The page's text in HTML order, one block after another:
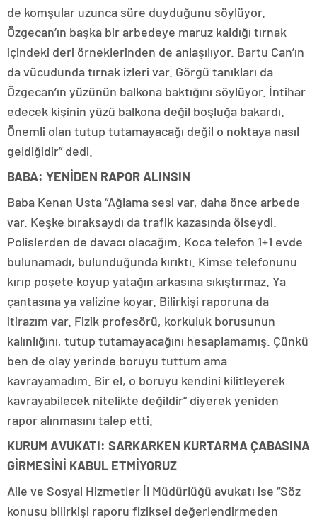
de komşular uzunca süre duyduğunu söylüyor.
Özgecan’ın başka bir arbedeye maruz kaldığı tırnak
içindeki deri örneklerinden de anlaşılıyor. Bartu Can’ın
da vücudunda tırnak izleri var. Görgü tanıkları da
Özgecan’ın yüzünün balkona baktığını söylüyor. İntihar
edecek kişinin yüzü balkona değil boşluğa bakardı.
Önemli olan tutup tutamayacağı değil o noktaya nasıl
geldiğidir” dedi.
BABA: YENİDEN RAPOR ALINSIN
Baba Kenan Usta “Ağlama sesi var, daha önce arbede
var. Keşke bıraksaydı da trafik kazasında ölseydi.
Polislerden de davacı olacağım. Koca telefon 1+1 evde
bulunamadı, bulunduğunda kırıktı. Kimse telefonunu
kırıp poşete koyup yatağın arkasına sıkıştırmaz. Ya
çantasına ya valizine koyar. Bilirkişi raporuna da
itirazım var. Fizik profesörü, korkuluk borusunun
kalınlığını, tutup tutamayacağını hesaplamamış. Çünkü
ben de olay yerinde boruyu tuttum ama
kavrayamadım. Bir el, o boruyu kendini kilitleyerek
kavrayabilecek nitelikte değildir” diyerek yeniden
rapor alınmasını talep etti.
KURUM AVUKATI: SARKARKEN KURTARMA ÇABASINA
GİRMESİNİ KABUL ETMİYORUZ
Aile ve Sosyal Hizmetler İl Müdürlüğü avukatı ise “Söz
konusu bilirkişi raporu fiziksel değerlendirmeden